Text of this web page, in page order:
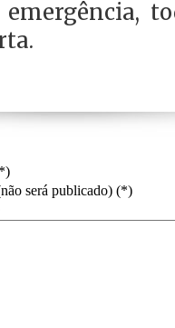
será publicado) (*)